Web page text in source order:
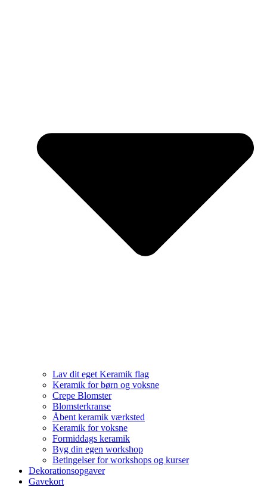
Lav dit eget Keramik flag
Keramik for børn og voksne
Crepe Blomster
Blomsterkranse
Åbent keramik værksted
Keramik for voksne
Formiddags keramik
Byg din egen workshop
Betingelser for workshops og kurser
Dekorationsopgaver
Gavekort